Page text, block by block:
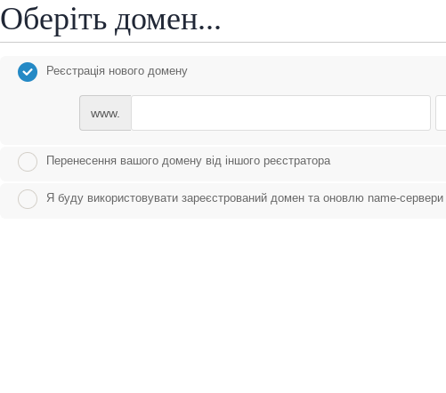
Оберіть домен...
Реєстрація нового домену
www.
Перенесення вашого домену від іншого реєстратора
Я буду використовувати зареєстрований домен та оновлю name-сервери